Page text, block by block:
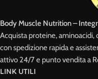
Body Muscle Nutrition –
Acquista proteine, aminoacidi,
con spedizione rapida e
attivo 24/7 e punto vendita a
LINK UTILI